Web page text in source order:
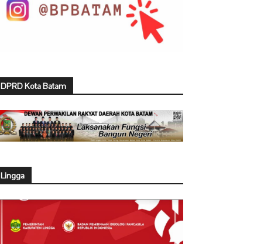
DPRD Kota Batam
Lingga